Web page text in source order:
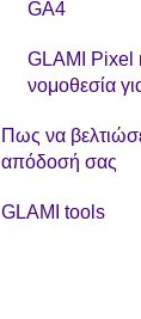
GA4
GLAMI Pixel
νομοθεσία
Πως να
απόδοσή σας
GLAMI tools